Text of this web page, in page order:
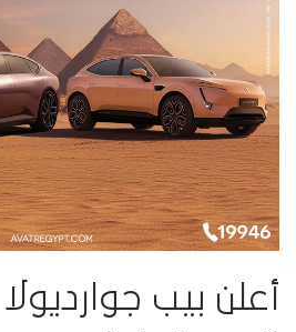
أعلن بيب جوارديولا